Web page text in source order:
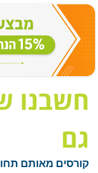
חשבנו
גם
קורסים מאותם